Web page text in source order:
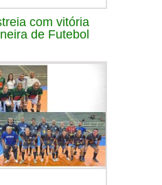
com vitória
de Futebol